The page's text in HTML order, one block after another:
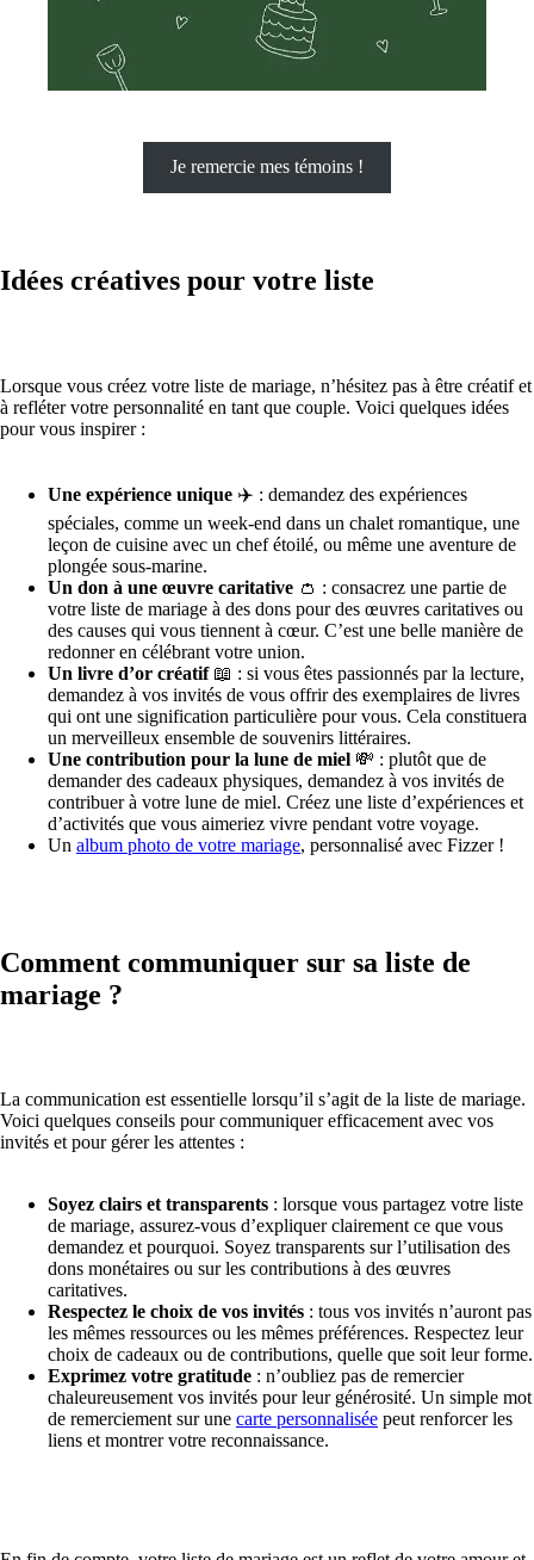
Je remercie mes témoins !
Idées créatives pour votre liste
Lorsque vous créez votre liste de mariage, n’hésitez pas à être créatif et
à refléter votre personnalité en tant que couple. Voici quelques idées
pour vous inspirer :
Une expérience unique ✈️ : demandez des expériences
spéciales, comme un week-end dans un chalet romantique, une
leçon de cuisine avec un chef étoilé, ou même une aventure de
plongée sous-marine.
Un don à une œuvre caritative 👛 : consacrez une partie de
votre liste de mariage à des dons pour des œuvres caritatives ou
des causes qui vous tiennent à cœur. C’est une belle manière de
redonner en célébrant votre union.
Un livre d’or créatif 📖 : si vous êtes passionnés par la lecture,
demandez à vos invités de vous offrir des exemplaires de livres
qui ont une signification particulière pour vous. Cela constituera
un merveilleux ensemble de souvenirs littéraires.
Une contribution pour la lune de miel 💸 : plutôt que de
demander des cadeaux physiques, demandez à vos invités de
contribuer à votre lune de miel. Créez une liste d’expériences et
d’activités que vous aimeriez vivre pendant votre voyage.
Un album photo de votre mariage, personnalisé avec Fizzer !
Comment communiquer sur sa liste de
mariage ?
La communication est essentielle lorsqu’il s’agit de la liste de mariage.
Voici quelques conseils pour communiquer efficacement avec vos
invités et pour gérer les attentes :
Soyez clairs et transparents : lorsque vous partagez votre liste
de mariage, assurez-vous d’expliquer clairement ce que vous
demandez et pourquoi. Soyez transparents sur l’utilisation des
dons monétaires ou sur les contributions à des œuvres
caritatives.
Respectez le choix de vos invités : tous vos invités n’auront pas
les mêmes ressources ou les mêmes préférences. Respectez leur
choix de cadeaux ou de contributions, quelle que soit leur forme.
Exprimez votre gratitude : n’oubliez pas de remercier
chaleureusement vos invités pour leur générosité. Un simple mot
de remerciement sur une carte personnalisée peut renforcer les
liens et montrer votre reconnaissance.